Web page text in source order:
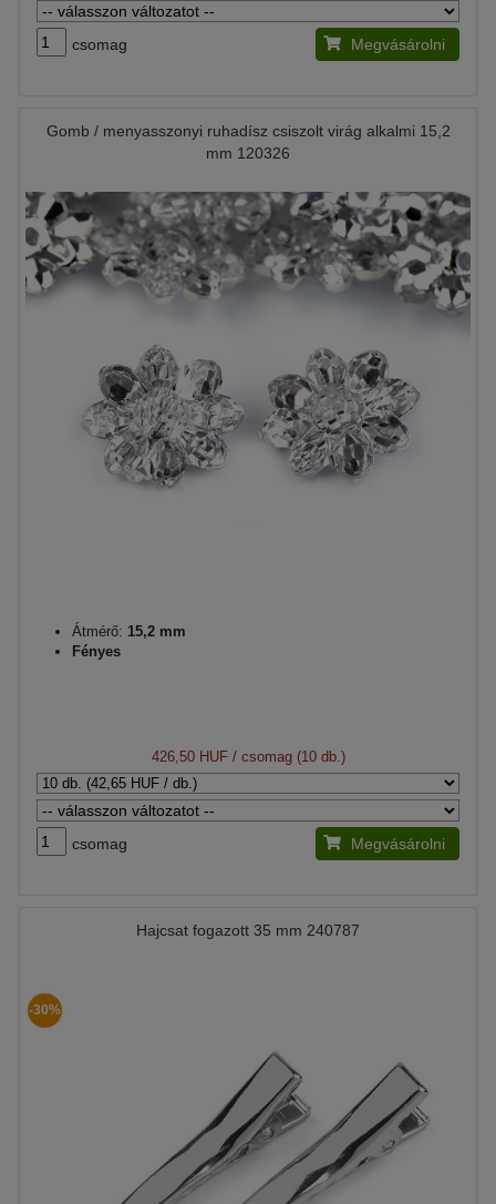
csomag Megvásárolni
Gomb / menyasszonyi ruhadísz csiszolt virág alkalmi 15,2
mm 120326
Átmérő: 15,2 mm
Fényes
426,50 HUF/ csomag (10 db.)
csomag Megvásárolni
Hajcsat fogazott 35 mm 240787
-30%